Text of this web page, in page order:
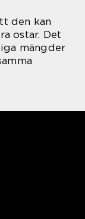
den kan
ostar. Det
mängder